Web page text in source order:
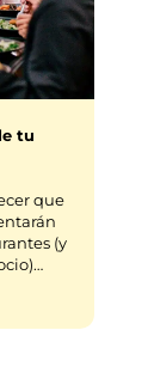
tu
que
(y